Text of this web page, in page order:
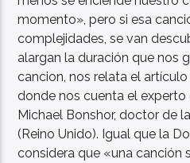
momento», pero si esa
complejidades, se van
alargan la duración que nos
cancion, nos relata el
donde nos cuenta el
Michael Bonshor, doctor de
(Reino Unido). Igual que la
considera que «una canción